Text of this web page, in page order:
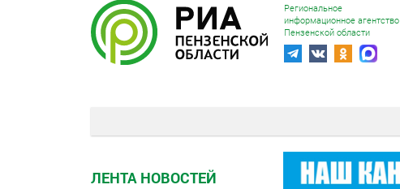
Региональное
информационное агентство
Пензенской области
ЛЕНТА НОВОСТЕЙ